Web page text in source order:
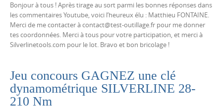
Bonjour à tous ! Après tirage au sort parmi les bonnes réponses dans
les commentaires Youtube, voici l’heureux élu : Matthieu FONTAINE.
Merci de me contacter à contact@test-outillage.fr pour me donner
tes coordonnées. Merci à tous pour votre participation, et merci à
Silverlinetools.com pour le lot. Bravo et bon bricolage !
Jeu concours GAGNEZ une clé
dynamométrique SILVERLINE 28-
210 Nm